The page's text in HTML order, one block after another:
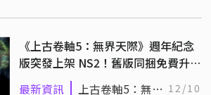
《上古卷軸5：無界天際》週年紀念
版突發上架 NS2！舊版同捆免費升
級，性能全面提升
最新資訊
上古卷軸5：無界 12/10